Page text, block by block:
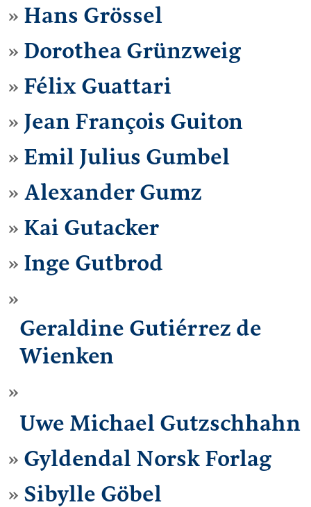
Hans Grössel
Dorothea Grünzweig
Félix Guattari
Jean François Guiton
Emil Julius Gumbel
Alexander Gumz
Kai Gutacker
Inge Gutbrod
Geraldine Gutiérrez de
Wienken
Uwe Michael Gutzschhahn
Gyldendal Norsk Forlag
Sibylle Göbel